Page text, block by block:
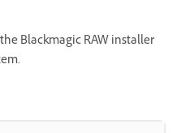
Blackmagic RAW installer